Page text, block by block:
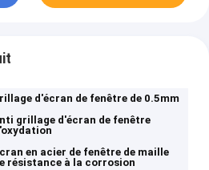
d'écran de fenêtre de 0.5mm
grillage d'écran de fenêtre
en acier de fenêtre de maille
résistance à la corrosion